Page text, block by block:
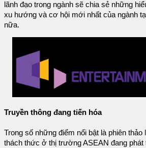
lãnh đạo trong ngành sẽ chia sẻ những
xu hướng và cơ hội mới nhất của ngành
nữa.
Truyền thông đang tiến hóa
Trong số những điểm nổi bật là phiên
thách thức ở thị trường ASEAN đang phát